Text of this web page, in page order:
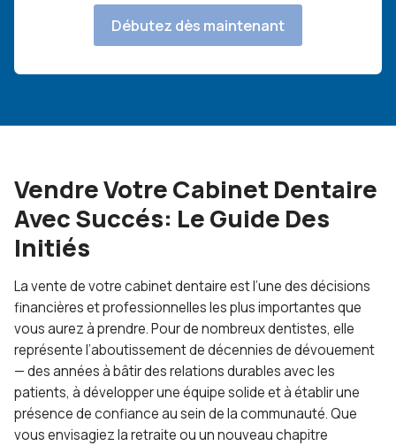
Débutez dès maintenant
Vendre Votre Cabinet Dentaire
Avec Succés: Le Guide Des
Initiés
La vente de votre cabinet dentaire est l’une des décisions
financières et professionnelles les plus importantes que
vous aurez à prendre. Pour de nombreux dentistes, elle
représente l’aboutissement de décennies de dévouement
— des années à bâtir des relations durables avec les
patients, à développer une équipe solide et à établir une
présence de confiance au sein de la communauté. Que
vous envisagiez la retraite ou un nouveau chapitre